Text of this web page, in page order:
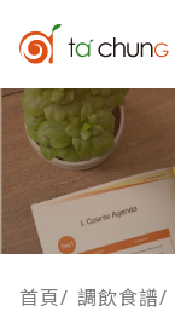
首頁/ 調飲食譜/